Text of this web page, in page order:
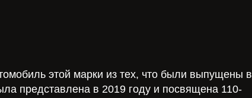
этой марки из тех, что были выпущены в
представлена в 2019 году и посвящена 110-